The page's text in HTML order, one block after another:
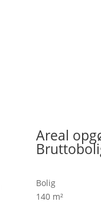
Areal
Bolig
140 m²